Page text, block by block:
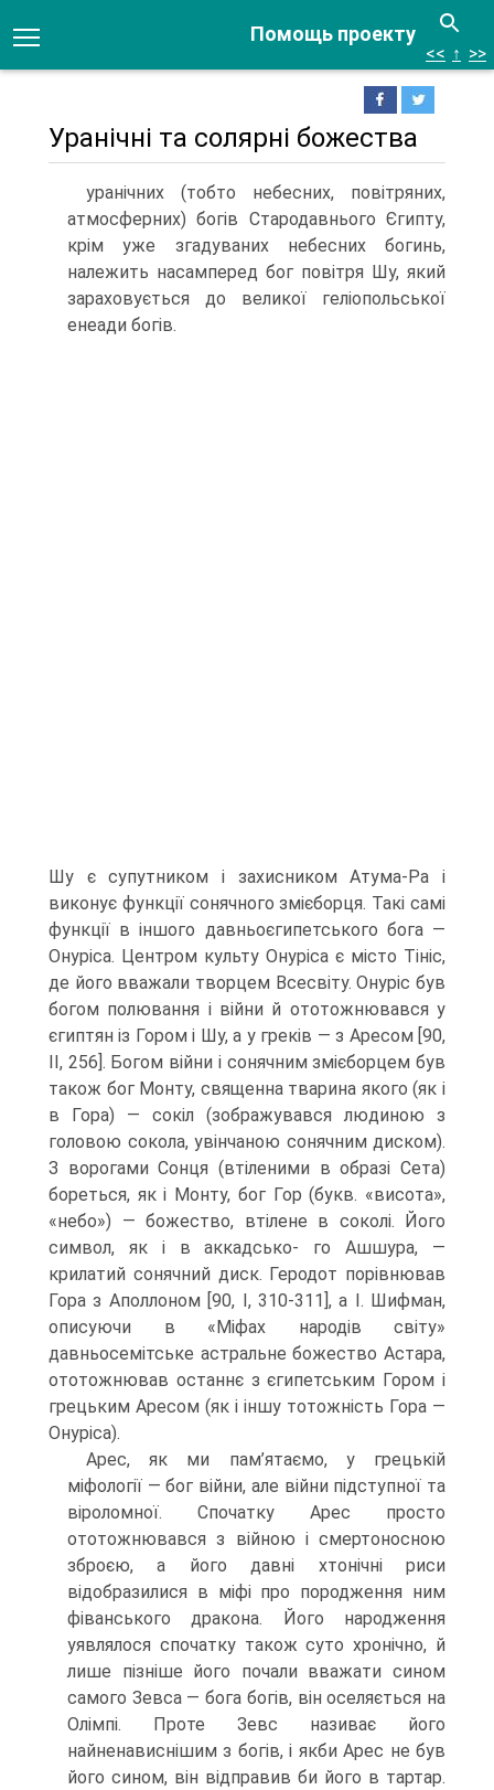
Помощь проекту
<< ↑ >>
Уранічні та солярні божества
уранічних (тобто небесних, повітряних,
атмосферних) богів Стародавнього Єгипту,
крім уже згадуваних небесних богинь,
належить насамперед бог повітря Шу, який
зараховується до великої геліопольської
енеади богів.
Шу є супутником і захисником Атума-Ра і
виконує функції сонячного змієборця. Такі самі
функції в ін­шого давньоєгипетського бога —
Онуріса. Центром культу Онуріса є місто Тініс,
де його вважали творцем Всесвіту. Онуріс був
богом полювання і війни й ототожню­вався у
єгиптян із Гором і Шу, а у греків — з Аресом [90,
ІІ, 256]. Богом війни і со­нячним змієборцем був
також бог Монту, священна тварина якого (як і
в Гора) — сокіл (зображувався людиною з
головою сокола, увінчаною сонячним диском).
З ворогами Сонця (втіленими в образі Сета)
бореться, як і Монту, бог Гор (букв. «висота»,
«небо») — божество, втілене в соколі. Його
символ, як і в аккадсько- го Ашшура, —
крилатий сонячний диск. Геродот порівнював
Гора з Аполлоном [90, І, 310-311], а І. Шифман,
описуючи в «Міфах народів світу»
давньосемітське астральне божество Астара,
ототожнював останнє з єгипетським Гором і
грець­ким Аресом (як і іншу тотожність Гора —
Онуріса).
Арес, як ми пам’ятаємо, у грецькій
міфології — бог війни, але війни під­ступної та
віроломної. Спочатку Арес просто
ототожнювався з війною і смер­тоносною
зброєю, а його давні хтонічні риси
відобразилися в міфі про пород­ження ним
фіванського дракона. Його народження
уявлялося спочатку також суто хронічно, й
лише пізніше його почали вважати сином
самого Зевса — бога богів, він оселяється на
Олімпі. Проте Зевс називає його
найненависнішим з богів, і якби Арес не був
його сином, він відправив би його в тартар.